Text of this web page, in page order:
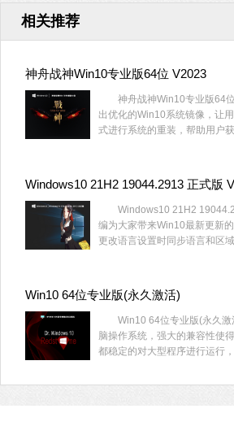
相关推荐
神舟战神Win10专业版64位 V2023
神舟战神Win10专业版64位
出优化的Win10系统镜像，让
式进行系统的重装，帮助用户
Windows10 21H2 19044.2913 正式版
Windows10 21H2
编为大家带来Win10最新更新
更改语言设置时同步语言和区
Win10 64位专业版(永久激活)
Win10 64位专业版(永久激
脑操作系统，强大的兼容性使
都稳定的对大型程序进行运行